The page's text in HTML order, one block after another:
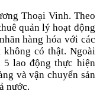
Thoại Vinh. Theo
quản lý hoạt động
hàng hóa với các
có thật. Ngoài
5 lao động thực hiện
và vận chuyển sản
nước.